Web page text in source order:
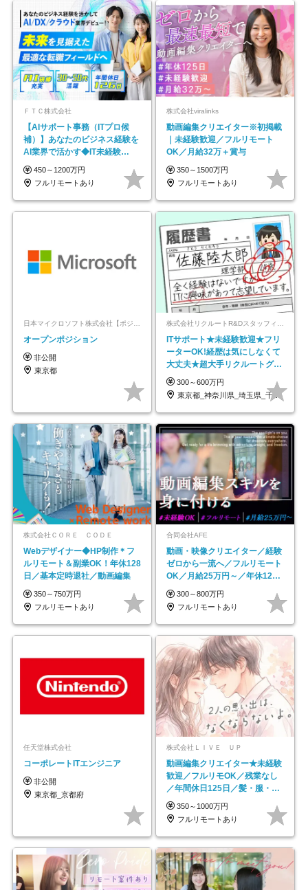
ＦＴＣ株式会社
【AIサポート事務（ITプロ候
補）】あなたのビジネス経験を
AI業界で活かす◆IT未経験
OK◆目指せるコンサル
450～1200万円
フルリモートあり
株式会社viralinks
動画編集クリエイター※初掲載
｜未経験歓迎／フルリモート
OK／月給32万＋賞与
350～1500万円
フルリモートあり
オープンポジション
非公開
東京都
ITサポート★未経験歓迎★フリ
ーターOK!経歴は気にしなくて
大丈夫★超大手リクルートグル
ープの正社員/sg
300～600万円
東京都_神奈川県_埼玉県_千葉県_大阪府…
株式会社ＣＯＲＥ ＣＯＤＥ
Webデザイナー◆HP制作＊フ
ルリモート＆副業OK！年休128
日／基本定時退社／動画編集
350～750万円
フルリモートあり
合同会社AFE
動画・映像クリエイター／経験
ゼロから一流へ／フルリモート
OK／月給25万円～／年休125
日以上
300～800万円
フルリモートあり
任天堂株式会社
コーポレートITエンジニア
非公開
東京都_京都府
株式会社ＬＩＶＥ ＵＰ
動画編集クリエイター★未経験
歓迎／フルリモOK／残業なし
／年間休日125日／髪・服・ネ
イル自由／研修充実で安心
350～1000万円
フルリモートあり